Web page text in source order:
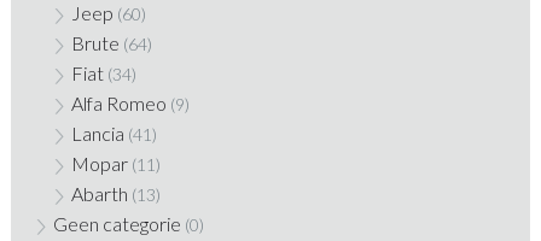
Jeep (60)
Brute (64)
Fiat (34)
Alfa Romeo (9)
Lancia (41)
Mopar (11)
Abarth (13)
Geen categorie (0)